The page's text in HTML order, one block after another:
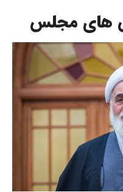
های مجلس